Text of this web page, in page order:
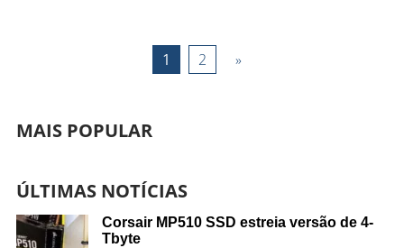
1 2 »
MAIS POPULAR
ÚLTIMAS NOTÍCIAS
Corsair MP510 SSD estreia versão de 4-
Tbyte